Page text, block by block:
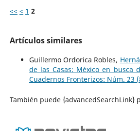
<< < 1 2
Artículos similares
Guillermo Ordorica Robles,
de las Casas: México en busca
Cuadernos Fronterizos: Núm. 23
También puede {advancedSearchLink}